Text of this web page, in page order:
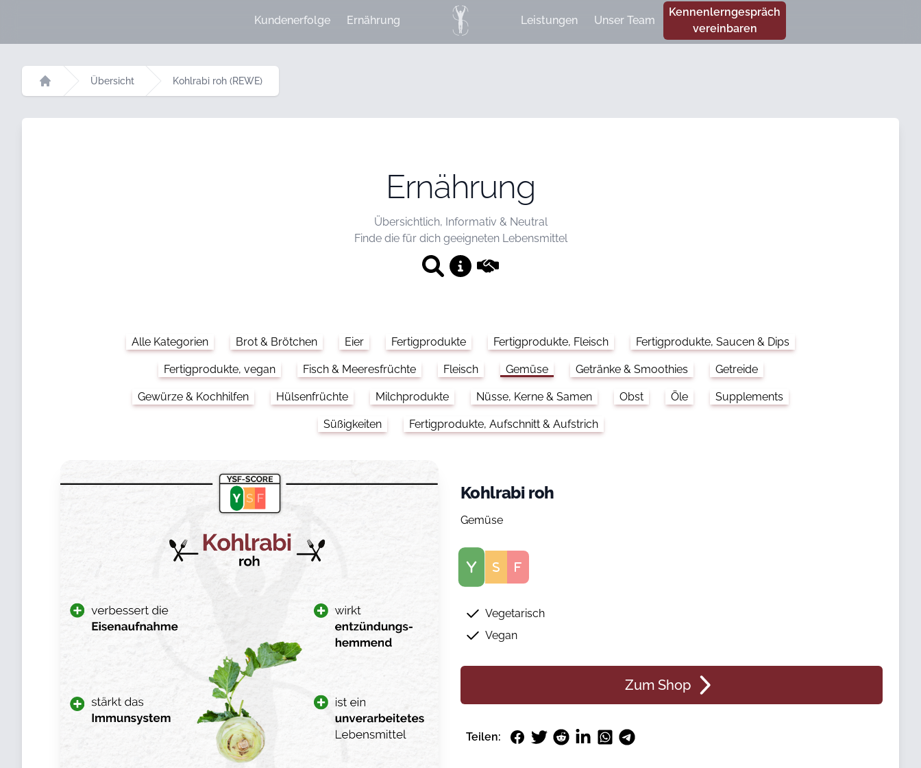
Kundenerfolge Ernährung Leistungen Unser Team
Kennenlerngespräch
vereinbaren
Startseite
Übersicht Kohlrabi roh (REWE)
Ernährung
Übersichtlich, Informativ & Neutral
Finde die für dich geeigneten Lebensmittel
Alle Kategorien Brot & Brötchen Eier Fertigprodukte Fertigprodukte, Fleisch Fertigprodukte, Saucen & Dips
Fertigprodukte, vegan Fisch & Meeresfrüchte Fleisch Gemüse Getränke & Smoothies Getreide
Gewürze & Kochhilfen Hülsenfrüchte Milchprodukte Nüsse, Kerne & Samen Obst Öle Supplements
Süßigkeiten Fertigprodukte, Aufschnitt & Aufstrich
Kohlrabi roh
Gemüse
Score
Vegetarisch
Vegan
Zum Shop
Teilen: Facebook
TwitterRedditLinkedInWhatsApp
Telegram